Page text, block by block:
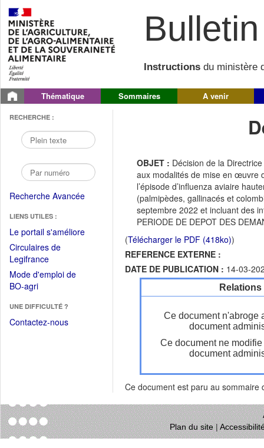
Instructions du ministère
Thématique Sommaires A venir
RECHERCHE :
Recherche Avancée
LIENS UTILES :
Le portail s'améliore(Fichier
Circulaires de
Legifrance(Ouvrir
dans
une
fenêtre)
Mode d'emploi de
BO-agri(Ouvrir
une
nouvelle
UNE DIFFICULTÉ ?
Contactez-nous
OBJET : Décision de la
aux modalités de mise en œuvre
l’épisode d’influenza aviaire
(palmipèdes, gallinacés et
septembre 2022 et incluant des
PERIODE DE DEPOT DES
(Télécharger le PDF (418ko))
REFERENCE EXTERNE :
DATE DE PUBLICATION : 14-03-
Ce document n'abroge
document
Ce document ne
document
Ce document est paru au sommaire
Plan du site|